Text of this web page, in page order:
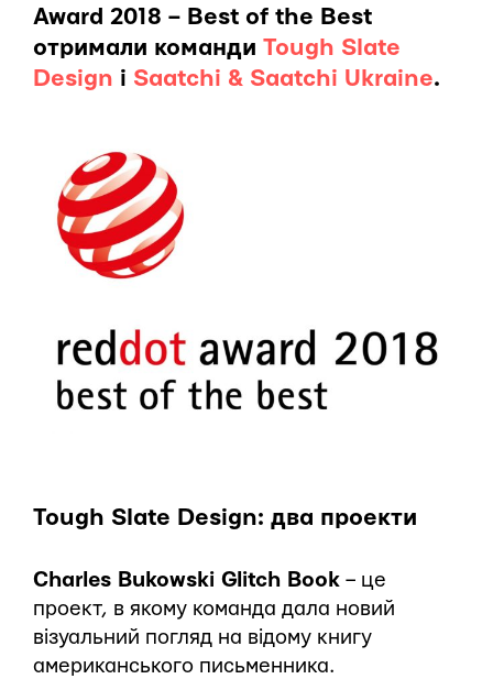
Award 2018 – Best of the Best
отримали команди Tough Slate
Design і Saatchi & Saatchi Ukraine.
Tough Slate Design: два проекти
Charles Bukowski Glitch Book – це
проект, в якому команда дала новий
візуальний погляд на відому книгу
американського письменника.